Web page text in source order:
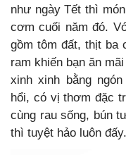
như ngày Tết thì
cơm cuối năm đó.
gồm tôm đất, thịt ba
ram khiến bạn ăn
xinh xinh bằng
hổi, có vị thơm đặc
cùng rau sống, bún
thì tuyệt hảo luôn đấy.